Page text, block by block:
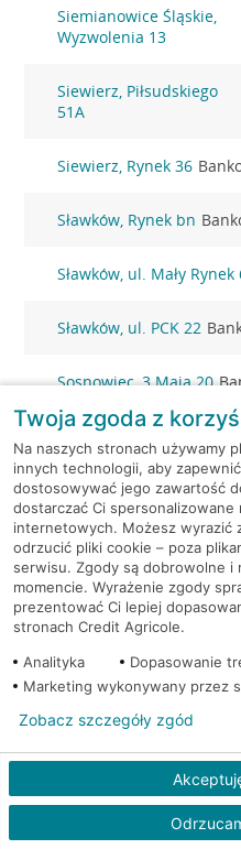
Siemianowice Śląskie,
Wyzwolenia 13
Siewierz, Piłsudskiego
51A
Siewierz, Rynek 36
Sławków, Rynek bn
Sławków, ul. Mały Rynek
Sławków, ul. PCK 22
Sosnowiec, 3 Maja 20
Sosnowiec, Baczyńskiego
25D
Sosnowiec, Bohaterów
Cassino 48A
Sosnowiec, Braci
Mieroszewskich 51
Sosnowiec, Długosza 80
Sosnowiec, Gen.
Roweckiego 40
Sosnowiec, Główna 22
Sosnowiec, Główna 24
Twoja zgoda z
Na naszych stronach używamy
innych technologii, aby
dostosowywać jego zawartość
dostarczać Ci
internetowych. Możesz wyrazić
odrzucić pliki cookie – poza
serwisu. Zgody są dobrowolne i
momencie. Wyrażenie zgody
prezentować Ci lepiej
stronach Credit Agricole.
Analityka
Dopasowanie
Marketing wykonywany przez
Zobacz szczegóły zgód